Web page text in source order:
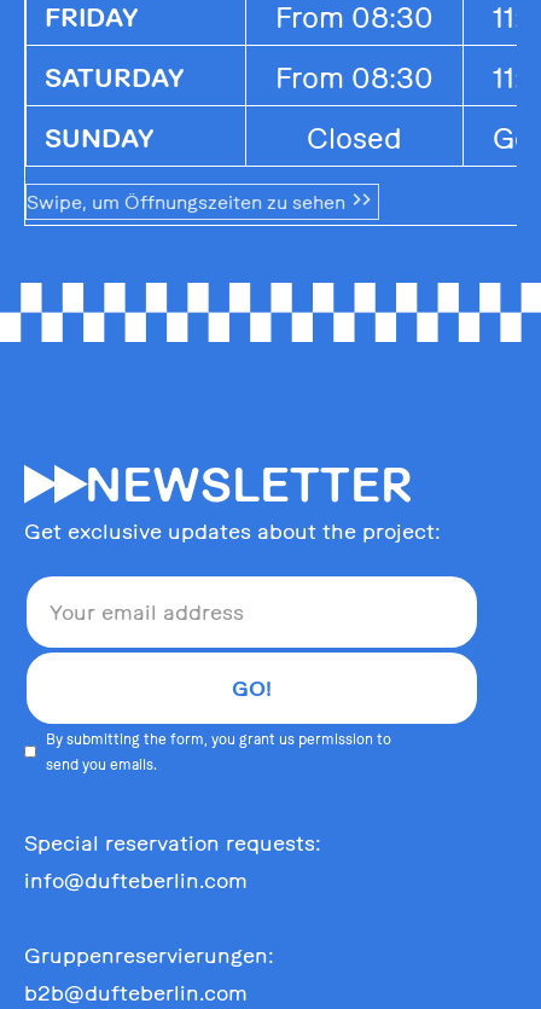
FRIDAY From 08:30
SATURDAY From 08:30
SUNDAY Closed
Swipe, um Öffnungszeiten zu sehen
55NEWSLETTER
Get exclusive updates about the project:
By submitting the form, you grant us permission to
send you emails.
Special reservation requests:
info@dufteberlin.com
Gruppenreservierungen:
b2b@dufteberlin.com